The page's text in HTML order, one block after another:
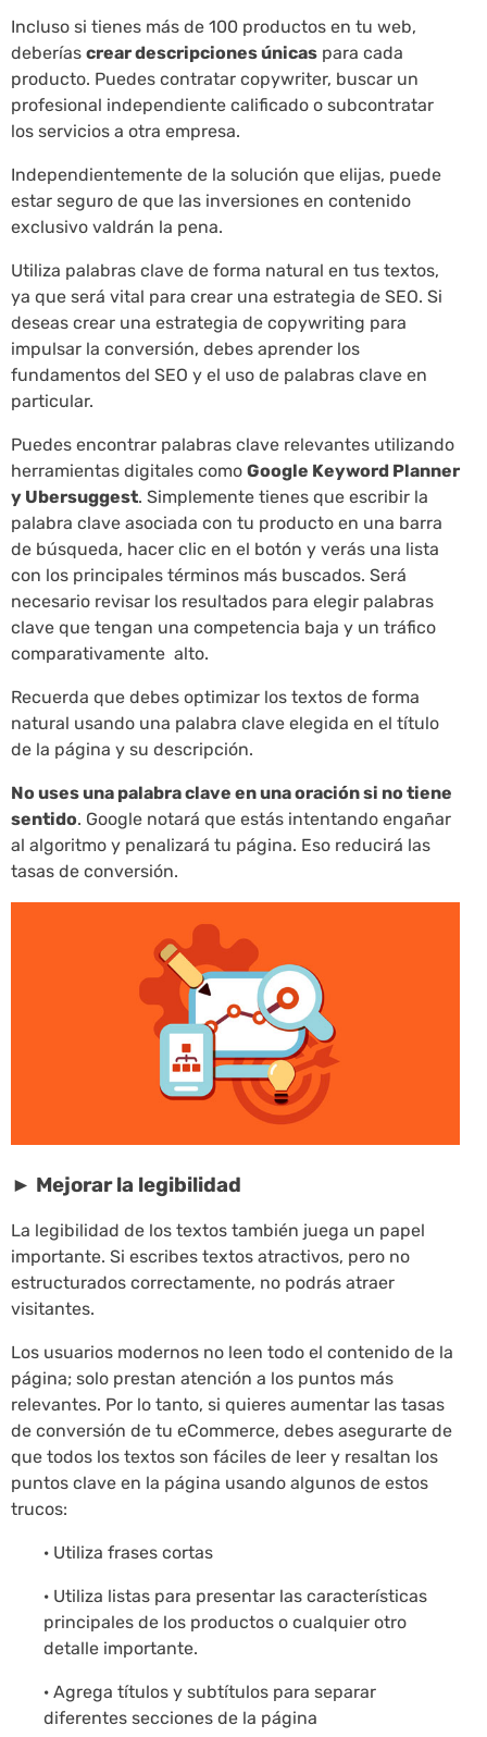
Incluso si tienes más de 100 productos en tu web,
deberías crear descripciones únicas para cada
producto. Puedes contratar copywriter, buscar un
profesional independiente calificado o subcontratar
los servicios a otra empresa.
Independientemente de la solución que elijas, puede
estar seguro de que las inversiones en contenido
exclusivo valdrán la pena.
Utiliza palabras clave de forma natural en tus textos,
ya que será vital para crear una estrategia de SEO. Si
deseas crear una estrategia de copywriting para
impulsar la conversión, debes aprender los
fundamentos del SEO y el uso de palabras clave en
particular.
Puedes encontrar palabras clave relevantes utilizando
herramientas digitales como Google Keyword Planner
y Ubersuggest. Simplemente tienes que escribir la
palabra clave asociada con tu producto en una barra
de búsqueda, hacer clic en el botón y verás una lista
con los principales términos más buscados. Será
necesario revisar los resultados para elegir palabras
clave que tengan una competencia baja y un tráfico
comparativamente alto.
Recuerda que debes optimizar los textos de forma
natural usando una palabra clave elegida en el título
de la página y su descripción.
No uses una palabra clave en una oración si no tiene
sentido. Google notará que estás intentando engañar
al algoritmo y penalizará tu página. Eso reducirá las
tasas de conversión.
► Mejorar la legibilidad
La legibilidad de los textos también juega un papel
importante. Si escribes textos atractivos, pero no
estructurados correctamente, no podrás atraer
visitantes.
Los usuarios modernos no leen todo el contenido de la
página; solo prestan atención a los puntos más
relevantes. Por lo tanto, si quieres aumentar las tasas
de conversión de tu eCommerce, debes asegurarte de
que todos los textos son fáciles de leer y resaltan los
puntos clave en la página usando algunos de estos
trucos:
· Utiliza frases cortas
· Utiliza listas para presentar las características
principales de los productos o cualquier otro
detalle importante.
· Agrega títulos y subtítulos para separar
diferentes secciones de la página